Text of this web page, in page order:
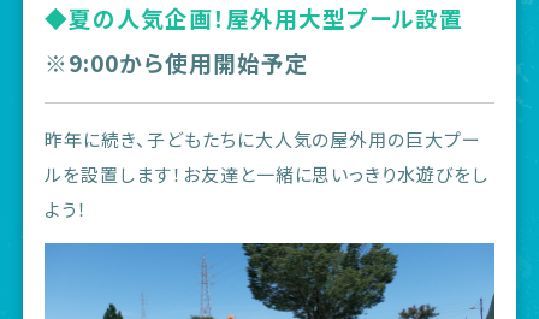
◆夏の人気企画！屋外用大型プール設置
※9:00から使用開始予定
昨年に続き、子どもたちに大人気の屋外用の巨大プー
ルを設置します！お友達と一緒に思いっきり水遊びをし
よう！